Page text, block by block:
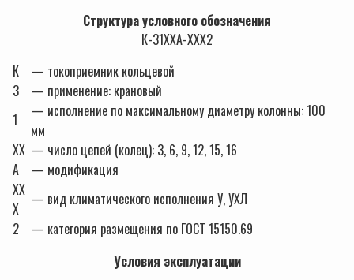
Структура условного обозначения
К-31ХХА-ХХХ2
К
— токоприемник кольцевой
3
— применение: крановый
1
— исполнение по максимальному диаметру колонны: 100
мм
ХХ — число цепей (колец): 3, 6, 9, 12, 15, 16
А
— модификация
ХХ
Х
— вид климатического исполнения У, УХЛ
2
— категория размещения по ГОСТ 15150.69
Условия эксплуатации